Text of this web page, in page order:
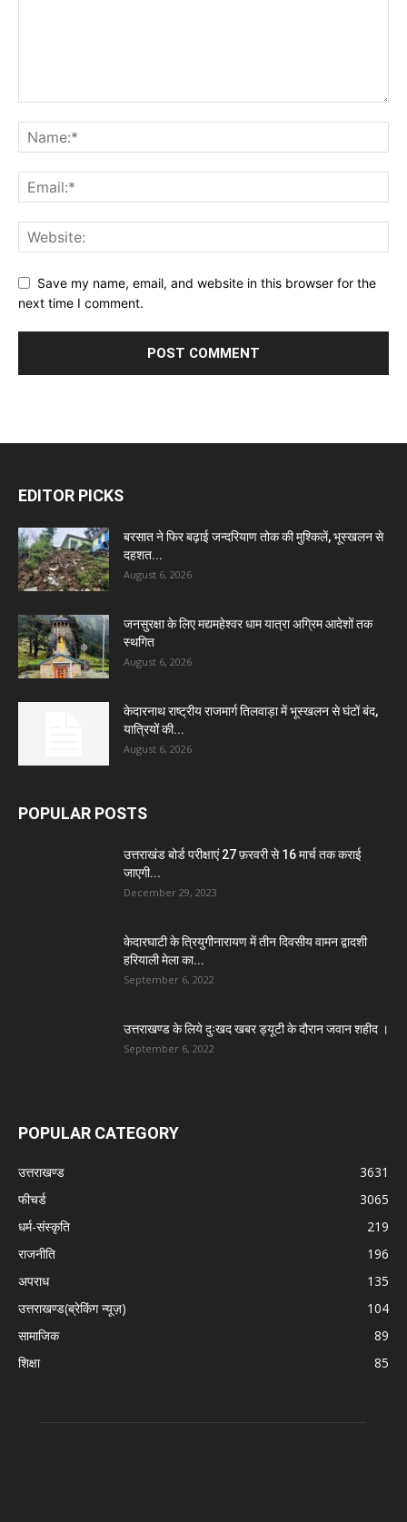
Save my name, email, and website in this browser for the
next time I comment.
EDITOR PICKS
बरसात ने फिर बढ़ाई जन्दरियाण तोक की मुश्किलें, भूस्खलन से
दहशत...
August 6, 2026
जनसुरक्षा के लिए मद्यमहेश्वर धाम यात्रा अग्रिम आदेशों तक
स्थगित
August 6, 2026
केदारनाथ राष्ट्रीय राजमार्ग तिलवाड़ा में भूस्खलन से घंटों बंद,
यात्रियों की...
August 6, 2026
POPULAR POSTS
उत्तराखंड बोर्ड परीक्षाएं 27 फ़रवरी से 16 मार्च तक कराई
जाएगी...
December 29, 2023
केदारघाटी के त्रियुगीनारायण में तीन दिवसीय वामन द्वादशी
हरियाली मेला का...
September 6, 2022
उत्तराखण्ड के लिये दुःखद खबर ड्यूटी के दौरान जवान शहीद ।
September 6, 2022
POPULAR CATEGORY
उत्तराखण्ड
3631
फीचर्ड
3065
धर्म-संस्कृति
219
राजनीति
196
अपराध
135
उत्तराखण्ड(ब्रेकिंग न्यूज़)
104
सामाजिक
89
शिक्षा
85